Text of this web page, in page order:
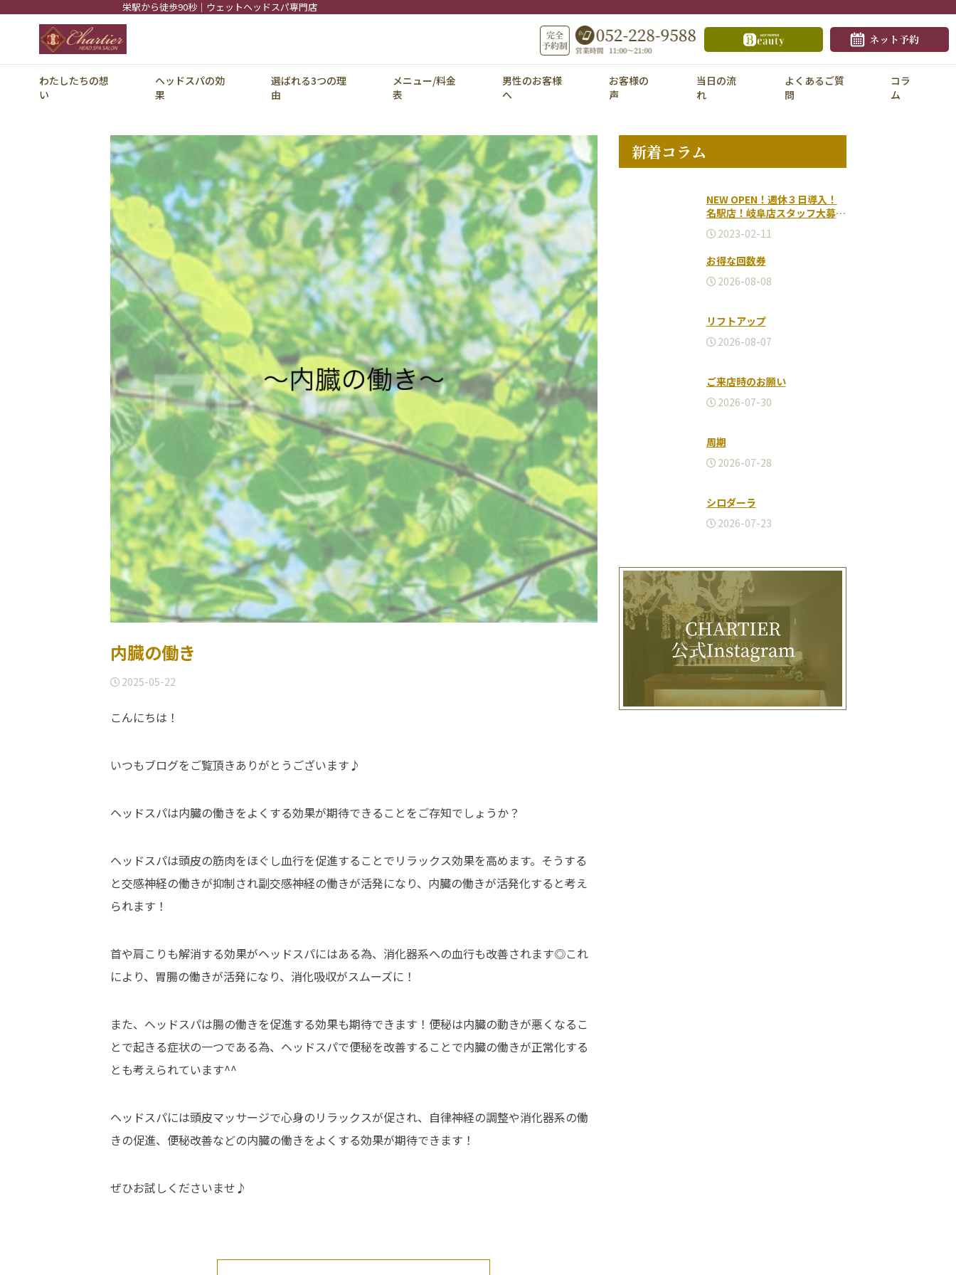
栄駅から徒歩90秒｜ウェットヘッドスパ専門店
わたしたちの想
い
ヘッドスパの効
果
選ばれる3つの理
由
メニュー/料金
表
男性のお客様
へ
お客様の
声
当日の流
れ
よくあるご質
問
コラ
ム
内臓の働き
2025-05-22
こんにちは！
いつもブログをご覧頂きありがとうございます♪
ヘッドスパは内臓の働きをよくする効果が期待できることをご存知でしょうか？
ヘッドスパは頭皮の筋肉をほぐし血行を促進することでリラックス効果を高めます。そうする
と交感神経の働きが抑制され副交感神経の働きが活発になり、内臓の働きが活発化すると考え
られます！
首や肩こりも解消する効果がヘッドスパにはある為、消化器系への血行も改善されます◎これ
により、胃腸の働きが活発になり、消化吸収がスムーズに！
また、ヘッドスパは腸の働きを促進する効果も期待できます！便秘は内臓の動きが悪くなるこ
とで起きる症状の一つである為、ヘッドスパで便秘を改善することで内臓の働きが正常化する
とも考えられています^^
ヘッドスパには頭皮マッサージで心身のリラックスが促され、自律神経の調整や消化器系の働
きの促進、便秘改善などの内臓の働きをよくする効果が期待できます！
ぜひお試しくださいませ♪
新着コラム
NEW OPEN！週休３日導入！
名駅店！岐阜店スタッフ大募集
♪2026.5-
2023-02-11
お得な回数券
2026-08-08
リフトアップ
2026-08-07
ご来店時のお願い
2026-07-30
周期
2026-07-28
シロダーラ
2026-07-23